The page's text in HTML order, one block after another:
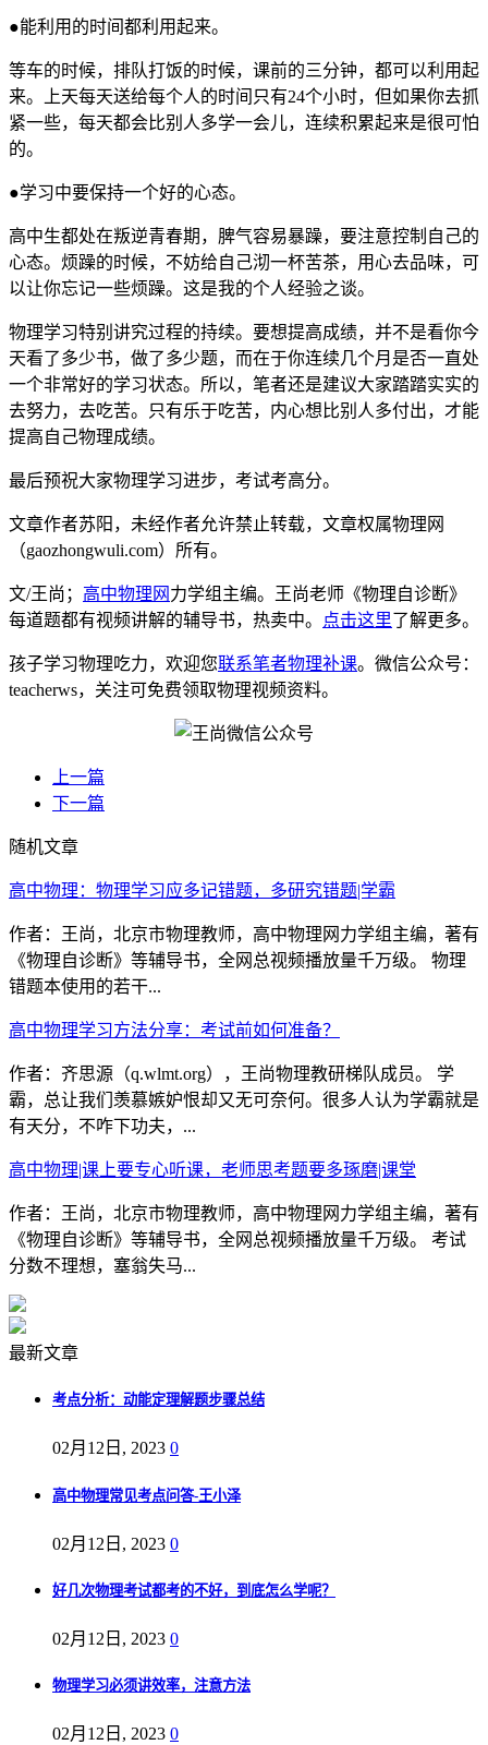
●能利用的时间都利用起来。
等车的时候，排队打饭的时候，课前的三分钟，都可以利用起
来。上天每天送给每个人的时间只有24个小时，但如果你去抓
紧一些，每天都会比别人多学一会儿，连续积累起来是很可怕
的。
●学习中要保持一个好的心态。
高中生都处在叛逆青春期，脾气容易暴躁，要注意控制自己的
心态。烦躁的时候，不妨给自己沏一杯苦茶，用心去品味，可
以让你忘记一些烦躁。这是我的个人经验之谈。
物理学习特别讲究过程的持续。要想提高成绩，并不是看你今
天看了多少书，做了多少题，而在于你连续几个月是否一直处
一个非常好的学习状态。所以，笔者还是建议大家踏踏实实的
去努力，去吃苦。只有乐于吃苦，内心想比别人多付出，才能
提高自己物理成绩。
最后预祝大家物理学习进步，考试考高分。
文章作者苏阳，未经作者允许禁止转载，文章权属物理网
（gaozhongwuli.com）所有。
文/王尚； 高中物理网 力学组主编。王尚老师《物理自诊断》
每道题都有视频讲解的辅导书，热卖中。
点击这里了解更多。
孩子学习物理吃力，欢迎您联系笔者物理补课。微信公众号：
teacherws，关注可免费领取物理视频资料。
上一篇
下一篇
随机文章
高中物理：物理学习应多记错题，多研究错题|学霸
作者：王尚，北京市物理教师，高中物理网力学组主编，著有
《物理自诊断》等辅导书，全网总视频播放量千万级。 物理
错题本使用的若干...
高中物理学习方法分享：考试前如何准备？
作者：齐思源（q.wlmt.org），王尚物理教研梯队成员。 学
霸，总让我们羡慕嫉妒恨却又无可奈何。很多人认为学霸就是
有天分，不咋下功夫，...
高中物理|课上要专心听课，老师思考题要多琢磨|课堂
作者：王尚，北京市物理教师，高中物理网力学组主编，著有
《物理自诊断》等辅导书，全网总视频播放量千万级。 考试
分数不理想，塞翁失马...
最新文章
考点分析：动能定理解题步骤总结
02月12日, 2023 0
高中物理常见考点问答-王小泽
02月12日, 2023 0
好几次物理考试都考的不好，到底怎么学呢？
02月12日, 2023 0
物理学习必须讲效率，注意方法
02月12日, 2023 0